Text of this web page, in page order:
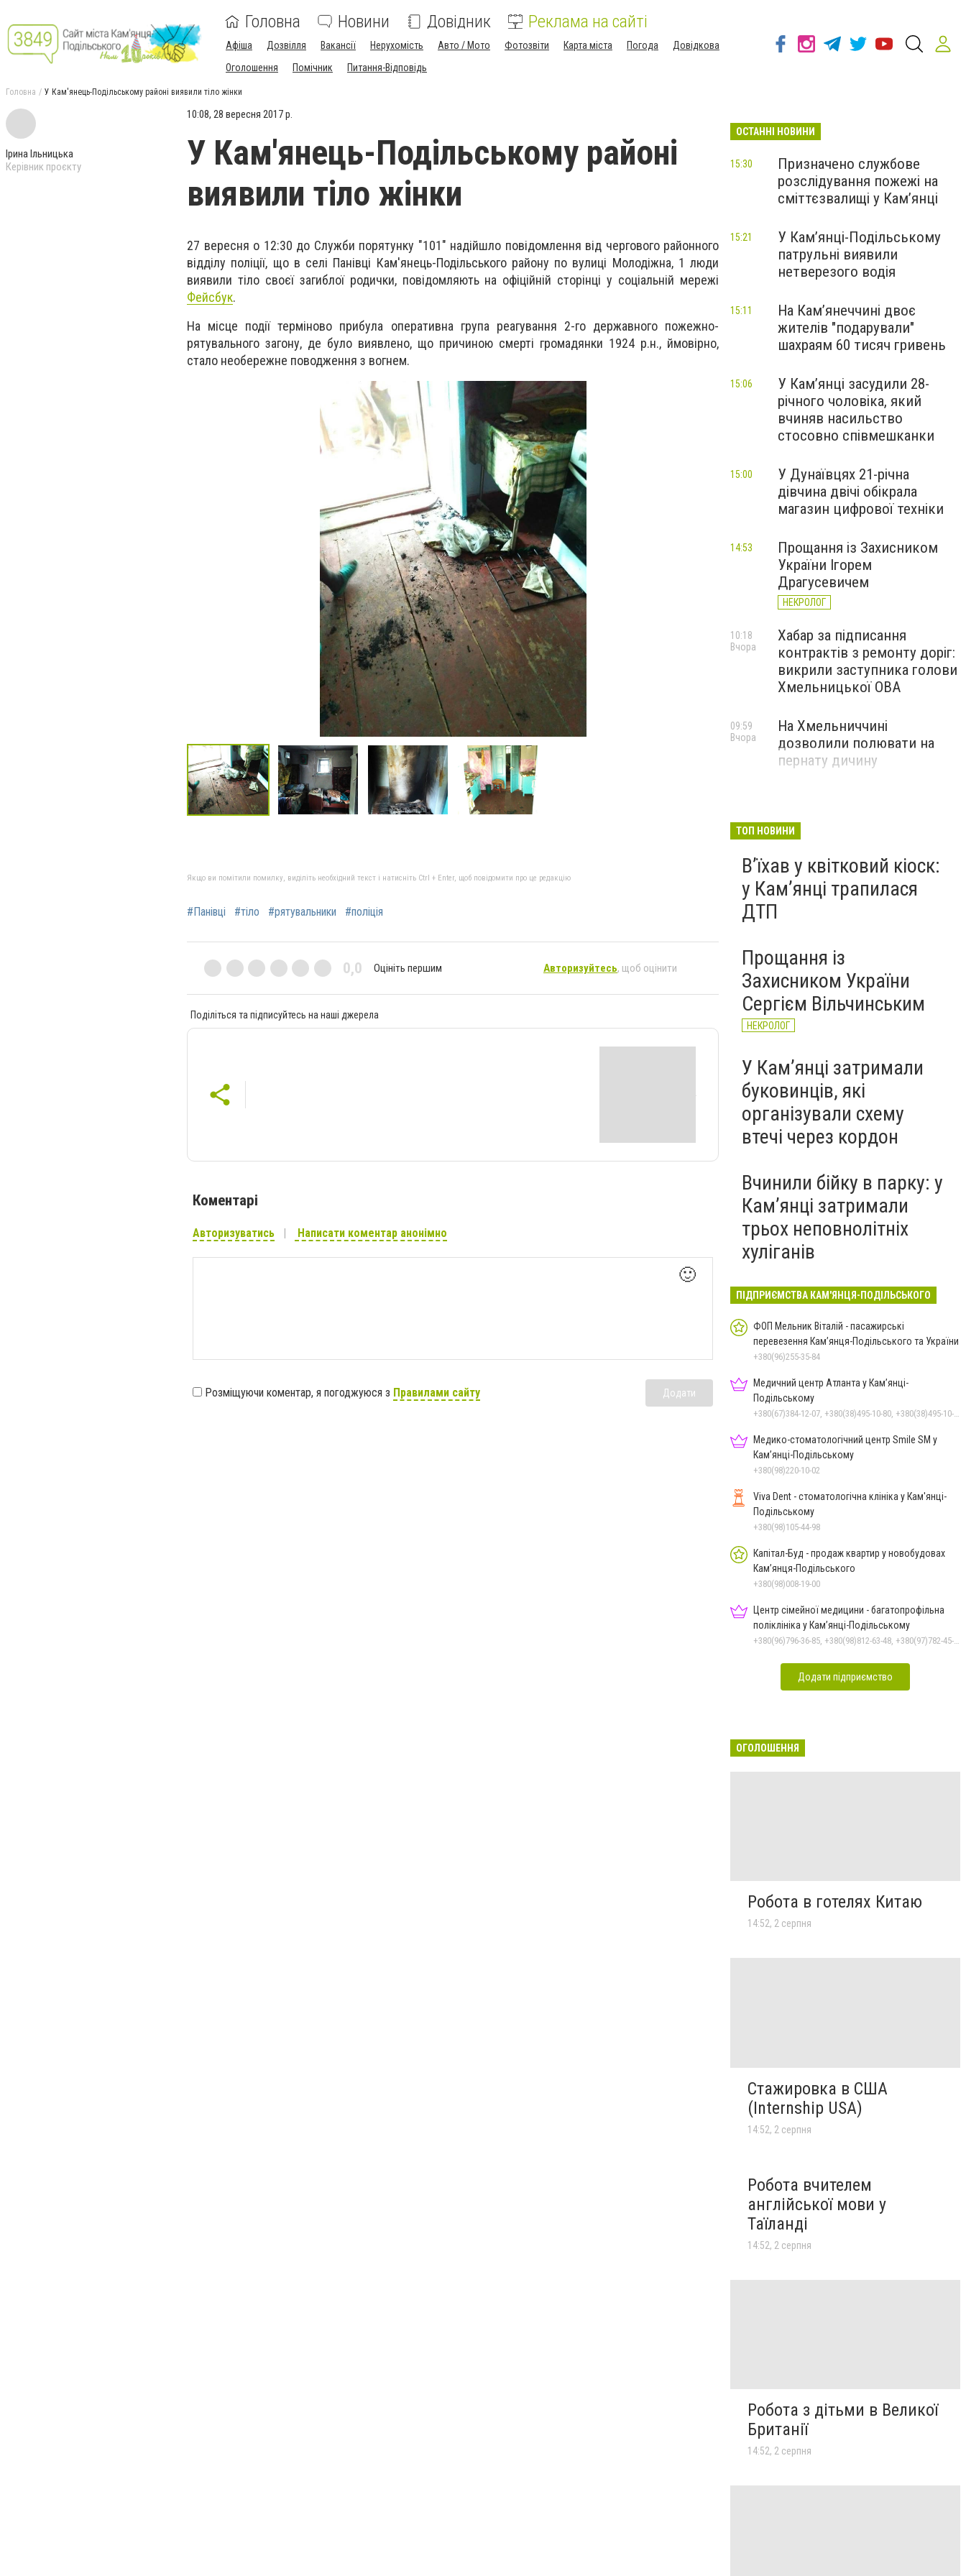
Головна Новини Довідник Реклама на сайті
Афіша Дозвілля Вакансії Нерухомість Авто / Мото Фотозвіти Карта міста Погода
Довідкова
Оголошення
Помічник Питання-Відповідь
Головна У Кам'янець-Подільському районі виявили тіло жінки
Ірина Ільницька
Керівник проєкту
10:08, 28 вересня 2017 р.
У Кам'янець-Подільському районі
виявили тіло жінки
27 вересня о 12:30 до Служби порятунку "101" надійшло повідомлення від чергового районного
відділу поліції, що в селі Панівці Кам'янець-Подільського району по вулиці Молодіжна, 1 люди
виявили тіло своєї загиблої родички, повідомляють на офіційній сторінці у соціальній мережі
Фейсбук.
На місце події терміново прибула оперативна група реагування 2-го державного пожежно-
рятувального загону, де було виявлено, що причиною смерті громадянки 1924 р.н., ймовірно,
стало необережне поводження з вогнем.
Якщо ви помітили помилку, виділіть необхідний текст і натисніть Ctrl + Enter, щоб повідомити про це редакцію
#Панівці #тіло #рятувальники #поліція
0,0 Оцініть першим Авторизуйтесь, щоб оцінити
Поділіться та підписуйтесь на наші джерела
Коментарі
Авторизуватись Написати коментар анонімно
🙂
Розміщуючи коментар, я погоджуюся з Правилами сайту Додати
ОСТАННІ НОВИНИ
Призначено службове
розслідування пожежі на
сміттєзвалищі у Кам’янці
15:30
У Кам’янці-Подільському
патрульні виявили
нетверезого водія
15:21
На Камʼянеччині двоє
жителів "подарували"
шахраям 60 тисяч гривень
15:11
У Камʼянці засудили 28-
річного чоловіка, який
вчиняв насильство
стосовно співмешканки
15:06
У Дунаївцях 21-річна
дівчина двічі обікрала
магазин цифрової техніки
15:00
Прощання із Захисником
України Ігорем
Драгусевичем
НЕКРОЛОГ
14:53
Хабар за підписання
контрактів з ремонту доріг:
викрили заступника голови
Хмельницької ОВА
10:18
Вчора
На Хмельниччині
дозволили полювати на
пернату дичину
09:59
Вчора
ТОП НОВИНИ
Вʼїхав у квітковий кіоск:
у Камʼянці трапилася
ДТП
Прощання із
Захисником України
Сергієм Вільчинським
НЕКРОЛОГ
У Кам’янці затримали
буковинців, які
організували схему
втечі через кордон
Вчинили бійку в парку: у
Кам’янці затримали
трьох неповнолітніх
хуліганів
ПІДПРИЄМСТВА КАМ'ЯНЦЯ-ПОДІЛЬСЬКОГО
ФОП Мельник Віталій - пасажирські
перевезення Кам’янця-Подільського та України
+380(96)255-35-84
Медичний центр Атланта у Кам’янці-
Подільському
+380(67)384-12-07, +380(38)495-10-80, +380(38)495-10-70
Медико-стоматологічний центр Smile SM у
Кам’янці-Подільському
+380(98)220-10-02
Viva Dent - стоматологічна клініка у Кам'янці-
Подільському
+380(98)105-44-98
Капітал-Буд - продаж квартир у новобудовах
Кам’янця-Подільського
+380(98)008-19-00
Центр сімейної медицини - багатопрофільна
поліклініка у Кам’янці-Подільському
+380(96)796-36-85, +380(98)812-63-48, +380(97)782-45-70
Додати підприємство
ОГОЛОШЕННЯ
Робота в готелях Китаю
14:52, 2 серпня
Стажировка в США
(Internship USA)
14:52, 2 серпня
Робота вчителем
англійської мови у
Таїланді
14:52, 2 серпня
Робота з дітьми в Великої
Британії
14:52, 2 серпня